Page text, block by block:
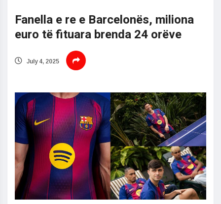
Fanella e re e Barcelonës, miliona
euro të fituara brenda 24 orëve
July 4, 2025